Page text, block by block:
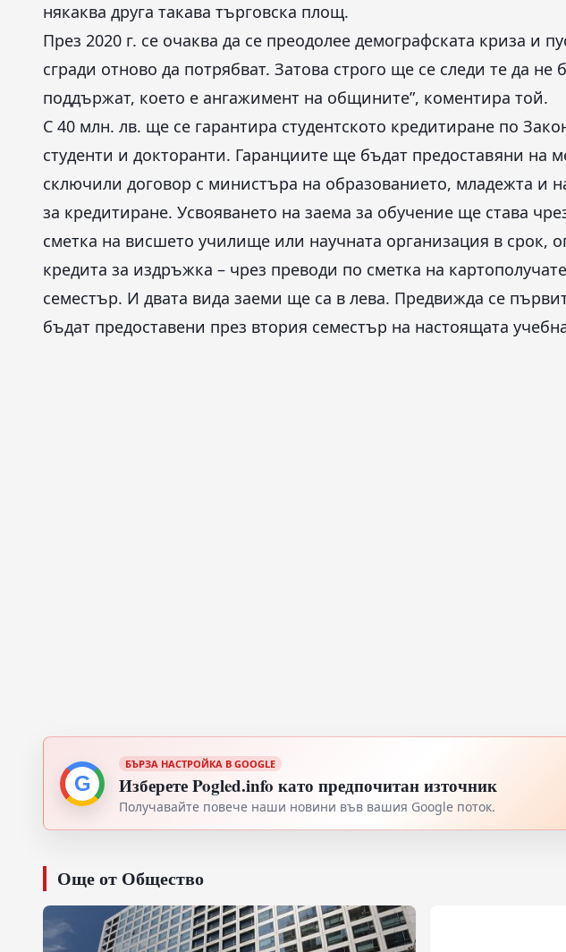
някаква друга такава търговска площ.
През 2020 г. се очаква да се преодолее демографската криза и
сгради отново да потрябват. Затова строго ще се следи те да не
поддържат, което е ангажимент на общините”, коментира той.
С 40 млн. лв. ще се гарантира студентското кредитиране по
студенти и докторанти. Гаранциите ще бъдат предоставяни на
сключили договор с министъра на образованието, младежта и
за кредитиране. Усвояването на заема за обучение ще става
сметка на висшето училище или научната организация в срок,
кредита за издръжка – чрез преводи по сметка на
семестър. И двата вида заеми ще са в лева. Предвижда се
бъдат предоставени през втория семестър на настоящата
G
БЪРЗА НАСТРОЙКА В GOOGLE
Изберете Pogled.info като предпочитан източник
Получавайте повече наши новини във вашия Google поток.
Още от Общество